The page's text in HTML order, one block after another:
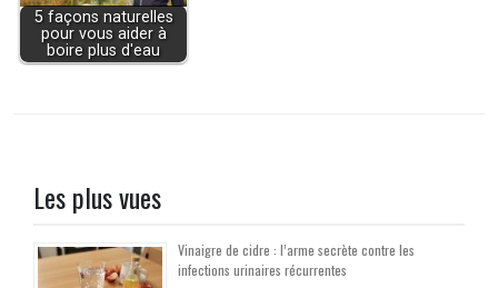
5 façons naturelles
pour vous aider à
boire plus d'eau
Les plus vues
Vinaigre de cidre : l’arme secrète contre les
infections urinaires récurrentes